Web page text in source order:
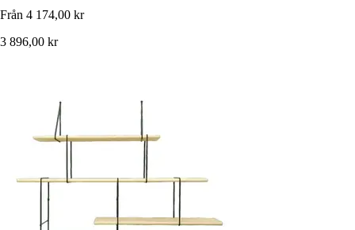
Från 4 174,00 kr
3 896,00 kr